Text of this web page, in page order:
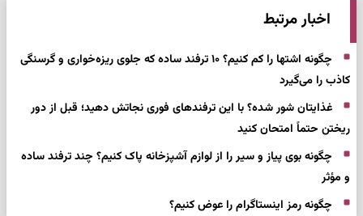
اخبار مرتبط
چگونه اشتها را کم کنیم؟ ۱۰ ترفند ساده که جلوی ریزه‌خواری و گرسنگی
کاذب را می‌گیرد
غذایتان شور شده؟ با این ترفندهای فوری نجاتش دهید؛ قبل از دور
ریختن حتماً امتحان کنید
چگونه بوی پیاز و سیر را از لوازم آشپزخانه پاک کنیم؟ چند ترفند ساده
و مؤثر
چگونه رمز اینستاگرام را عوض کنیم؟